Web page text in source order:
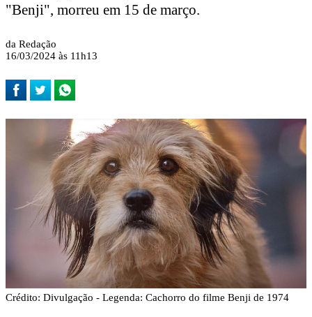
"Benji", morreu em 15 de março.
da Redação
16/03/2024 às 11h13
Crédito: Divulgação - Legenda: Cachorro do filme Benji de 1974